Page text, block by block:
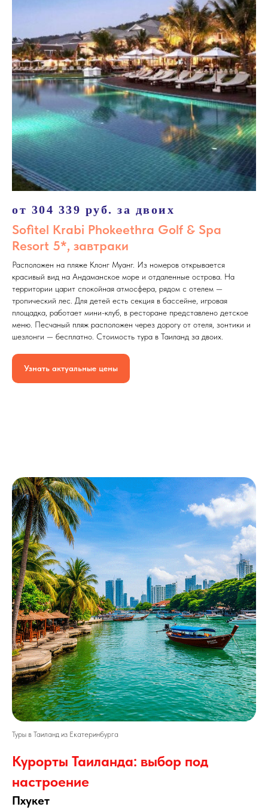
от 304 339 руб. за двоих
Sofitel Krabi Phokeethra Golf & Spa
Resort 5*, завтраки
Расположен на пляже Клонг Муанг. Из номеров открывается
красивый вид на Андаманское море и отдаленные острова. На
территории царит спокойная атмосфера, рядом с отелем —
тропический лес. Для детей есть секция в бассейне, игровая
площадка, работает мини-клуб, в ресторане представлено детское
меню. Песчаный пляж расположен через дорогу от отеля, зонтики и
шезлонги — бесплатно. Стоимость тура в Таиланд за двоих.
Узнать актуальные цены
Туры в Таиланд из Екатеринбурга
Курорты Таиланда: выбор под
настроение
Пхукет